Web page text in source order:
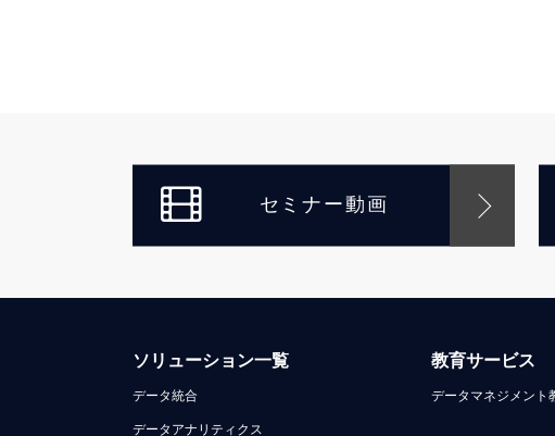
セミナー動画
ソリューション一覧
データ統合
データアナリティクス
教育サービス
データマネジメント